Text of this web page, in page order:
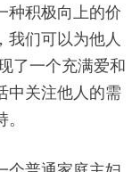
种积极向上的价
我们可以为他人
了一个充满爱和
中关注他人的需